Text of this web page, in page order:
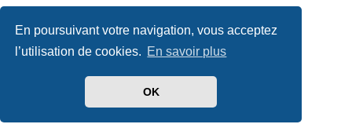
En poursuivant votre navigation, vous acceptez
l’utilisation de cookies. En savoir plus
OK